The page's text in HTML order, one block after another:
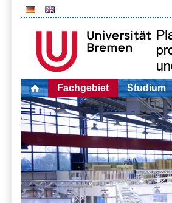
Fachgebiet Studium